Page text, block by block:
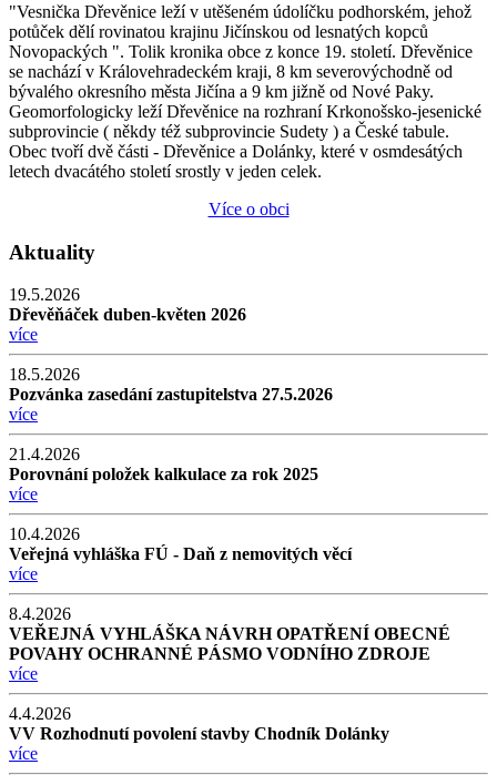
"Vesnička Dřevěnice leží v utěšeném údolíčku podhorském, jehož
potůček dělí rovinatou krajinu Jičínskou od lesnatých kopců
Novopackých ". Tolik kronika obce z konce 19. století. Dřevěnice
se nachází v Královehradeckém kraji, 8 km severovýchodně od
bývalého okresního města Jičína a 9 km jižně od Nové Paky.
Geomorfologicky leží Dřevěnice na rozhraní Krkonošsko-jesenické
subprovincie ( někdy též subprovincie Sudety ) a České tabule.
Obec tvoří dvě části - Dřevěnice a Dolánky, které v osmdesátých
letech dvacátého století srostly v jeden celek.
Více o obci
Aktuality
19.5.2026
Dřevěňáček duben-květen 2026
více
18.5.2026
Pozvánka zasedání zastupitelstva 27.5.2026
více
21.4.2026
Porovnání položek kalkulace za rok 2025
více
10.4.2026
Veřejná vyhláška FÚ - Daň z nemovitých věcí
více
8.4.2026
VEŘEJNÁ VYHLÁŠKA NÁVRH OPATŘENÍ OBECNÉ
POVAHY OCHRANNÉ PÁSMO VODNÍHO ZDROJE
více
4.4.2026
VV Rozhodnutí povolení stavby Chodník Dolánky
více